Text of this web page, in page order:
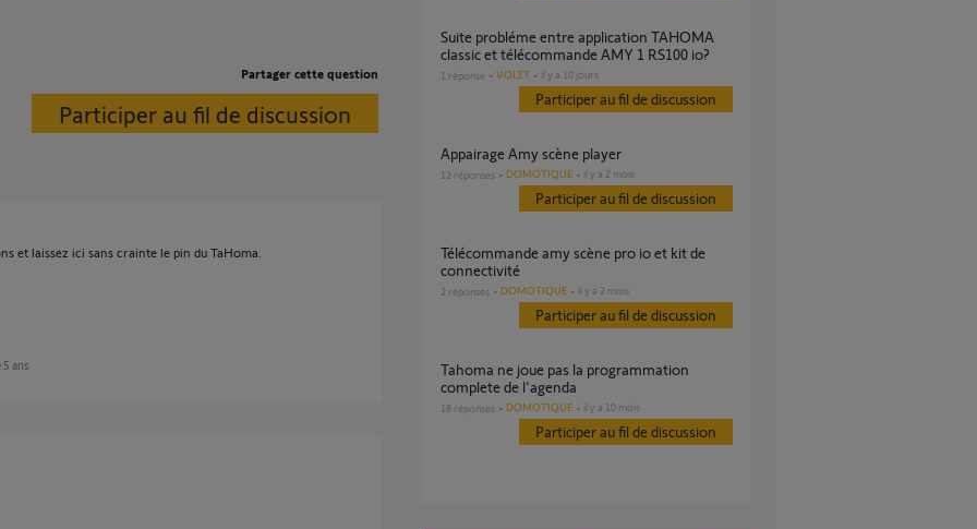
Partager cette question
Participer au fil de discussion
et laissez ici sans crainte le pin du TaHoma.
5 ans
Suite probléme entre application TAHOMA
classic et télécommande AMY 1 RS100 io?
1 réponse VOLET il y a 10 jours
Participer au fil de discussion
Appairage Amy scène player
12 réponses DOMOTIQUE il y a 2 mois
Participer au fil de discussion
Télécommande amy scène pro io et kit de
connectivité
2 réponses DOMOTIQUE il y a 2 mois
Participer au fil de discussion
Tahoma ne joue pas la programmation
complete de l'agenda
18 réponses DOMOTIQUE il y a 10 mois
Participer au fil de discussion